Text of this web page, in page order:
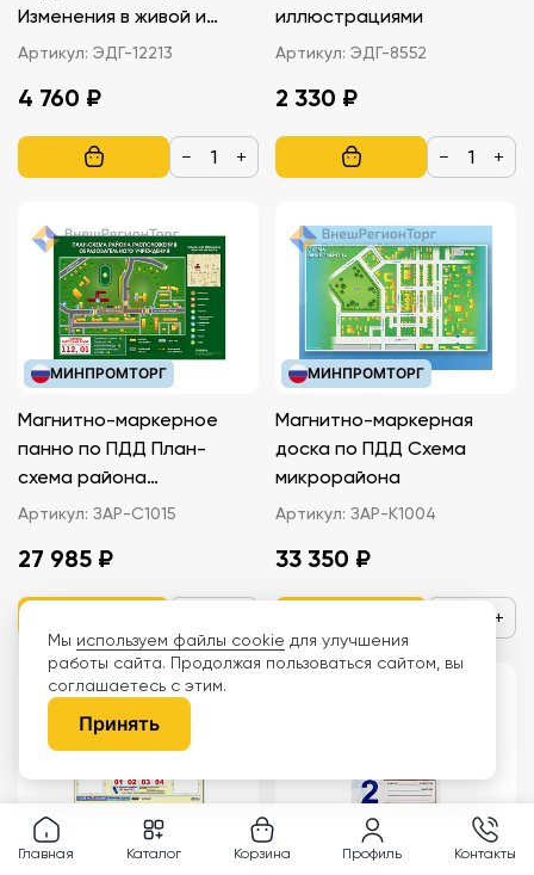
Изменения в живой и
неживой природе 10 шт.
Артикул: ЭДГ-12213
4 760 ₽
− +
иллюстрациями
Артикул: ЭДГ-8552
2 330 ₽
− +
МИНПРОМТОРГ
Магнитно-маркерное
панно по ПДД План-
схема района
расположения
организации
Артикул: ЗАР-С1015
27 985 ₽
МИНПРОМТОРГ
Магнитно-маркерная
доска по ПДД Схема
микрорайона
Артикул: ЗАР-К1004
33 350 ₽
+
Тренажёр по грамматике
Главная Каталог Корзина Профиль Контакты
Мы используем файлы cookie для улучшения
работы сайта. Продолжая пользоваться сайтом, вы
соглашаетесь с этим.
Принять